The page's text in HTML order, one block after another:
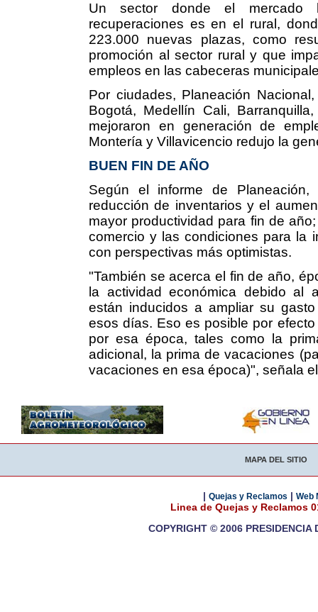
Un sector donde el mercado
recuperaciones es en el rural,
223.000 nuevas plazas, como
promoción al sector rural y que
empleos en las cabeceras
Por ciudades, Planeación
Bogotá, Medellín Cali,
mejoraron en generación de
Montería y Villavicencio redujo la
BUEN FIN DE AÑO
Según el informe de
reducción de inventarios y el
mayor productividad para fin de
comercio y las condiciones para la
con perspectivas más optimistas.
"También se acerca el fin de año,
la actividad económica debido al
están inducidos a ampliar su
esos días. Eso es posible por
por esa época, tales como la
adicional, la prima de vacaciones
vacaciones en esa época)", señala
MAPA DEL SITIO
| Quejas y Reclamos | Web
Linea de Quejas y Reclamos
COPYRIGHT © 2006 PRESIDENCIA